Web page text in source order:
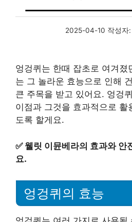
2025-04-10 작성자:
엉겅퀴는 한때 잡초로 여겨졌
는 그 놀라운 효능으로 인해
큰 주목을 받고 있어요. 엉겅
이점과 그것을 효과적으로 활
도록 할게요.
✅ 웰릿 이뮨베라의 효과와 안
요.
엉겅퀴의 효능